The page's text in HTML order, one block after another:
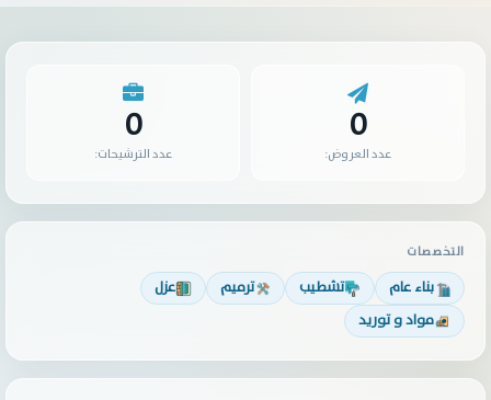
0
عدد العروض:
0
عدد الترشيحات:
التخصصات
بناء عام تشطيب ترميم
عزل
مواد و توريد